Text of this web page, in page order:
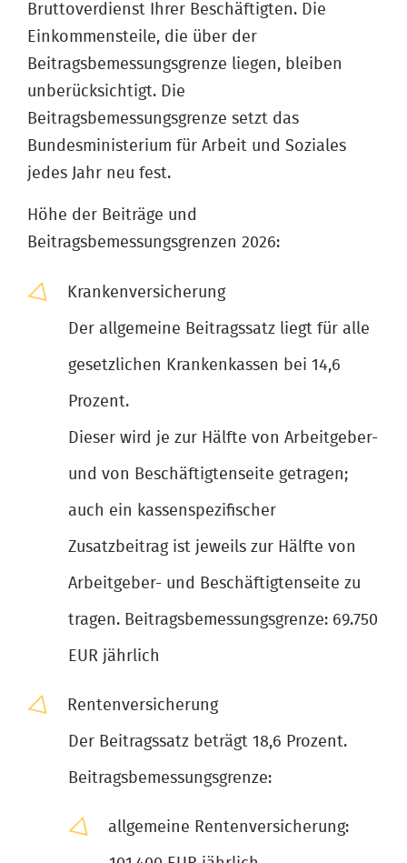
Bruttoverdienst Ihrer Beschäftigten. Die
Einkommensteile, die über der
Beitragsbemessungsgrenze liegen, bleiben
unberücksichtigt. Die
Beitragsbemessungsgrenze setzt das
Bundesministerium für Arbeit und Soziales
jedes Jahr neu fest.
Höhe der Beiträge und
Beitragsbemessungsgrenzen 2026:
Krankenversicherung
Der allgemeine Beitragssatz liegt für alle
gesetzlichen Krankenkassen bei 14,6
Prozent.
Dieser wird je zur Hälfte von Arbeitgeber-
und von Beschäftigtenseite getragen;
auch ein kassenspezifischer
Zusatzbeitrag ist jeweils zur Hälfte von
Arbeitgeber- und Beschäftigtenseite zu
tragen. Beitragsbemessungsgrenze: 69.750
EUR jährlich
Rentenversicherung
Der Beitragssatz beträgt 18,6 Prozent.
Beitragsbemessungsgrenze:
allgemeine Rentenversicherung: